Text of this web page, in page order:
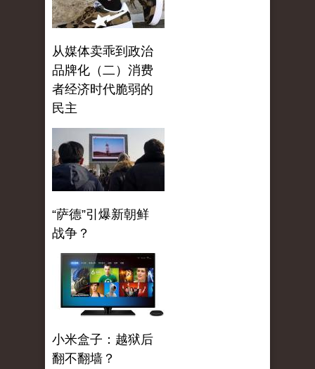
从媒体卖乖到政治
品牌化（二）消费
者经济时代脆弱的
民主
“萨德”引爆新朝鲜
战争？
小米盒子：越狱后
翻不翻墙？